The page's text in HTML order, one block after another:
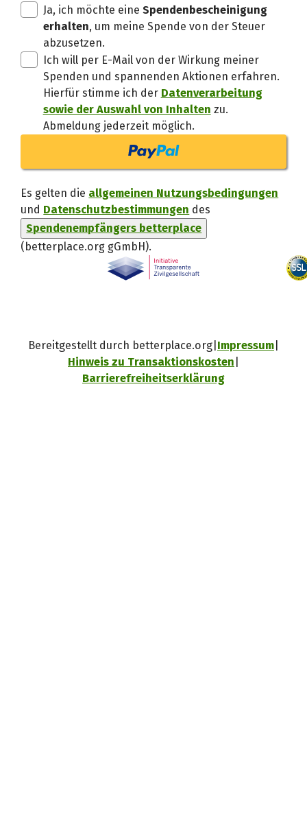
Ja, ich möchte eine Spendenbescheinigung
erhalten, um meine Spende von der Steuer
abzusetzen.
Ich will per E-Mail von der Wirkung meiner
Spenden und spannenden Aktionen erfahren.
Hierfür stimme ich der Datenverarbeitung
sowie der Auswahl von Inhalten zu.
Abmeldung jederzeit möglich.
Es gelten die allgemeinen Nutzungsbedingungen
und Datenschutzbestimmungen des
Spendenempfängers betterplace
(betterplace.org gGmbH).
Bereitgestellt durch betterplace.org Impressum
Hinweis zu Transaktionskosten
Barrierefreiheitserklärung